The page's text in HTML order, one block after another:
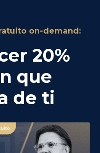
on-demand:
20%
que
de ti